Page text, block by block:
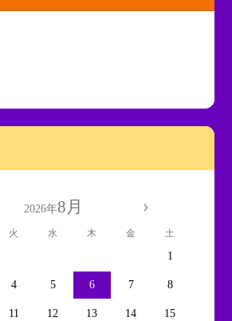
2026年8月
火 水 木 金 土
1
4 5 6 7 8
11 12 13 14 15